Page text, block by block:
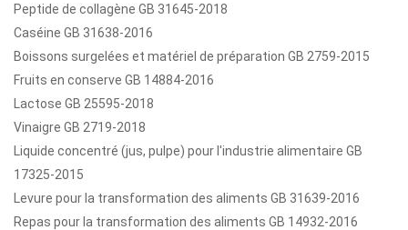
Peptide de collagène GB 31645-2018
Caséine GB 31638-2016
Boissons surgelées et matériel de préparation GB 2759-2015
Fruits en conserve GB 14884-2016
Lactose GB 25595-2018
Vinaigre GB 2719-2018
Liquide concentré (jus, pulpe) pour l'industrie alimentaire GB
17325-2015
Levure pour la transformation des aliments GB 31639-2016
Repas pour la transformation des aliments GB 14932-2016